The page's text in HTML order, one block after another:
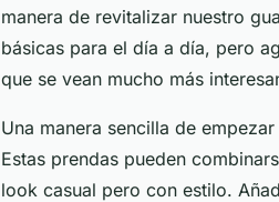
manera de revitalizar nuestro
básicas para el día a día, pero
que se vean mucho más
Una manera sencilla de
Estas prendas pueden
look casual pero con estilo.